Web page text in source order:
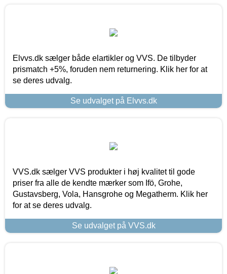
Elvvs.dk sælger både elartikler og VVS. De tilbyder
prismatch +5%, foruden nem returnering. Klik her for at
se deres udvalg.
Se udvalget på Elvvs.dk
VVS.dk sælger VVS produkter i høj kvalitet til gode
priser fra alle de kendte mærker som Ifö, Grohe,
Gustavsberg, Vola, Hansgrohe og Megatherm. Klik her
for at se deres udvalg.
Se udvalget på VVS.dk